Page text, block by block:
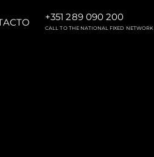
+351 289 090 200
CALL TO THE NATIONAL FIXED NETWORK